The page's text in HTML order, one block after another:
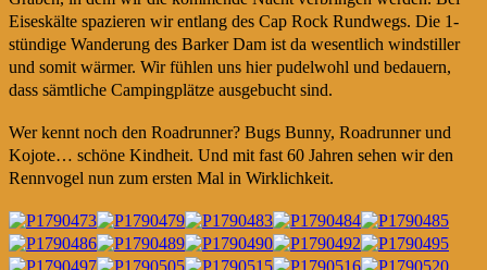
Eiseskälte spazieren wir entlang des Cap Rock Rundwegs. Die 1-
stündige Wanderung des Barker Dam ist da wesentlich windstiller
und somit wärmer. Wir fühlen uns hier pudelwohl und bedauern,
dass sämtliche Campingplätze ausgebucht sind.
Wer kennt noch den Roadrunner? Bugs Bunny, Roadrunner und
Kojote… schöne Kindheit. Und mit fast 60 Jahren sehen wir den
Rennvogel nun zum ersten Mal in Wirklichkeit.